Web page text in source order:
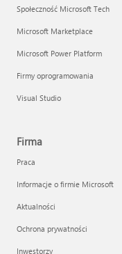
Społeczność Microsoft Tech
Microsoft Marketplace
Microsoft Power Platform
Firmy oprogramowania
Visual Studio
Firma
Praca
Informacje o firmie Microsoft
Aktualności
Ochrona prywatności
Inwestorzy